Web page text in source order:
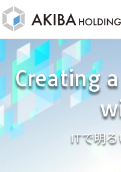
Creating
ITで明